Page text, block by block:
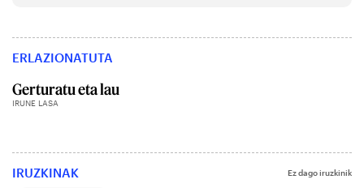
ERLAZIONATUTA
Gerturatu eta lau
IRUNE LASA
IRUZKINAK Ez dago iruzkinik